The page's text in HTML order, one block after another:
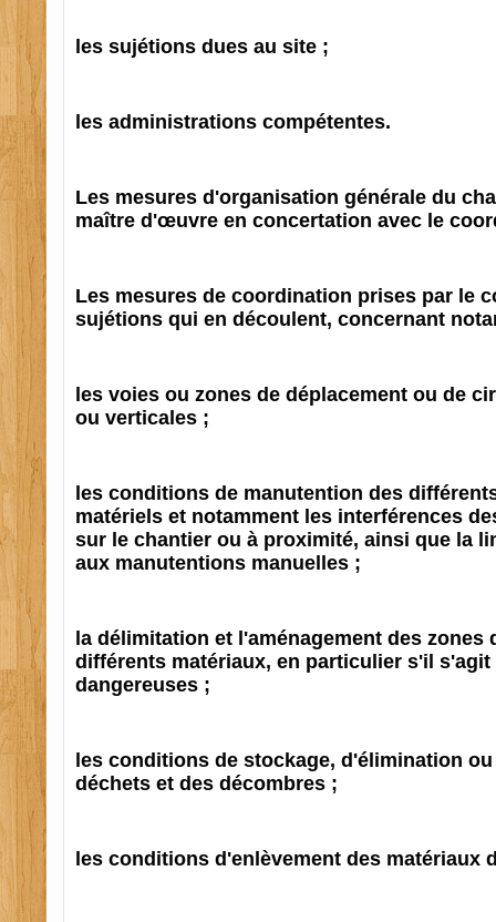
les sujétions dues au site ;
les administrations compétentes.
Les mesures d'organisation générale du
maître d'œuvre en concertation avec le
Les mesures de coordination prises par le
sujétions qui en découlent, concernant
les voies ou zones de déplacement ou de
ou verticales ;
les conditions de manutention des
matériels et notamment les interférences
sur le chantier ou à proximité, ainsi que la
aux manutentions manuelles ;
la délimitation et l'aménagement des zones
différents matériaux, en particulier s'il s'agit
dangereuses ;
les conditions de stockage, d'élimination
déchets et des décombres ;
les conditions d'enlèvement des matériaux